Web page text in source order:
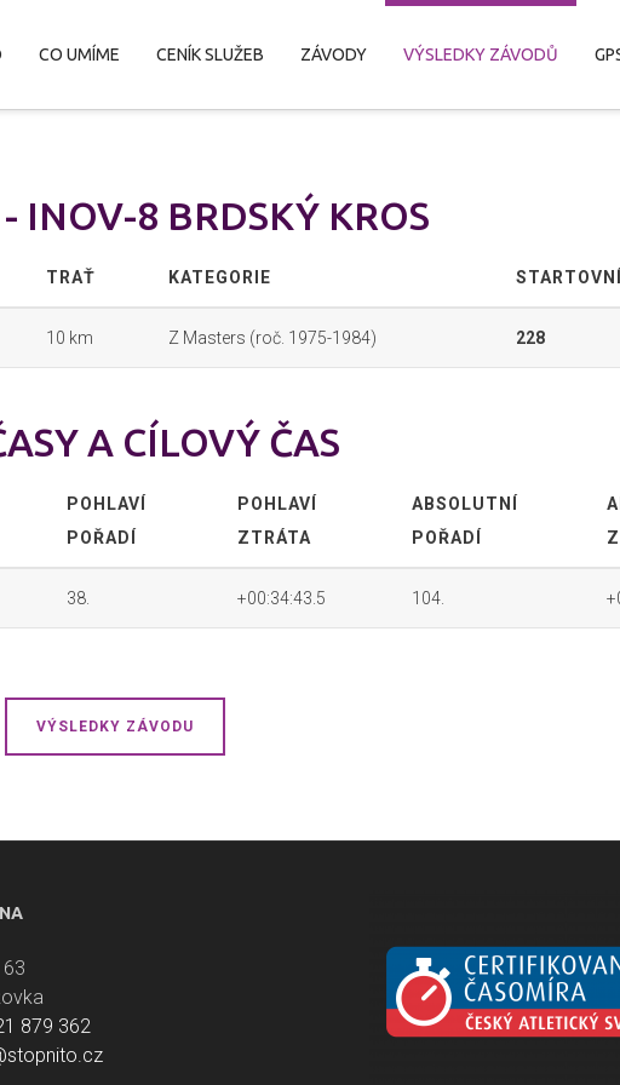
CO UMÍME CENÍK SLUŽEB ZÁVODY VÝSLEDKY ZÁVODŮ
INOV-8 BRDSKÝ KROS
TRAŤ KATEGORIE
10 km Z Masters (roč. 1975-1984) 228
A CÍLOVÝ ČAS
POHLAVÍ
POŘADÍ
POHLAVÍ
ZTRÁTA
ABSOLUTNÍ
POŘADÍ
38. +00:34:43.5 104.
VÝSLEDKY ZÁVODU
879 362